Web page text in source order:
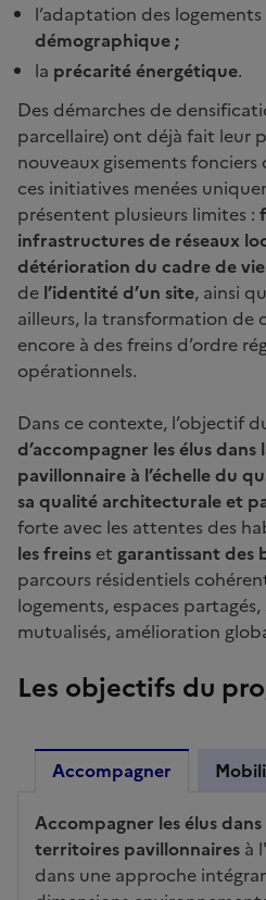
l’adaptation des logements
démographique ;
la précarité énergétique.
Des démarches de
parcellaire) ont déjà fait leur
nouveaux gisements
ces initiatives menées
présentent plusieurs limites :
infrastructures de réseaux
détérioration du cadre de vie
de l’identité d’un site, ainsi
ailleurs, la transformation de
encore à des freins d’ordre
opérationnels.
Dans ce contexte, l’objectif
d’accompagner les élus
pavillonnaire à l’échelle du
sa qualité architecturale et
forte avec les attentes des
les freins et garantissant des
parcours résidentiels
logements, espaces
mutualisés, amélioration
Les objectifs du
Accompagner
Accompagner les élus
territoires pavillonnaires à
dans une approche